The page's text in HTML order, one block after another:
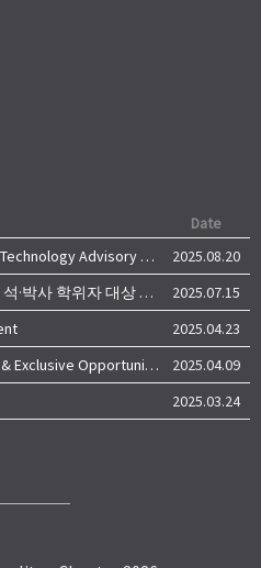
Date
Call for Applications: 2025 Korea Technology Advisory Group (K-TAG)
2025.08.20
과총-한국은행 주관 이공계 분야 석·박사 학위자 대상 서베이
2025.07.15
2025.04.23
i-Drone 2025, Deadline Extended & Exclusive Opportunity to Travel to Korea!
2025.04.09
2025.03.24